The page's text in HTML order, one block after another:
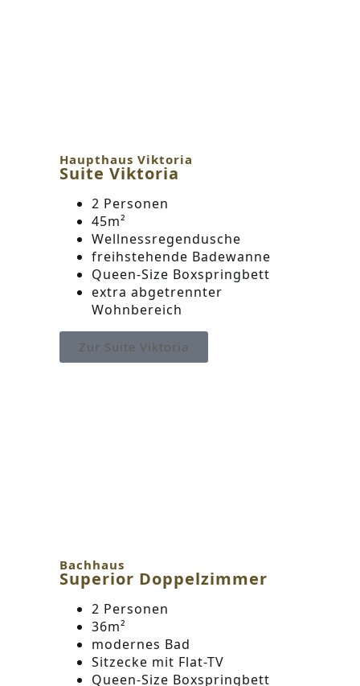
Haupthaus Viktoria
Suite Viktoria
2 Personen
45m²
Wellnessregendusche
freihstehende Badewanne
Queen-Size Boxspringbett
extra abgetrennter
Wohnbereich
Zur Suite Viktoria
Bachhaus
Superior Doppelzimmer
2 Personen
36m²
modernes Bad
Sitzecke mit Flat-TV
Queen-Size Boxspringbett